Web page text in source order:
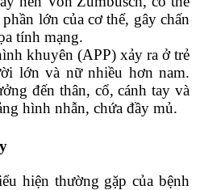
lớn của cơ thể, gây chấn
tính mạng.
khuyên (APP) xảy ra ở trẻ
lớn và nữ nhiều hơn nam.
đến thân, cổ, cánh tay và
hình nhẫn, chứa đầy mủ.
hiện thường gặp của bệnh